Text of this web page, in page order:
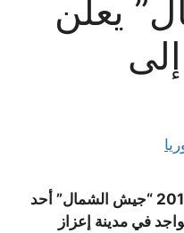
يعلن
أعلن اليوم الأربعاء 24 شباط 2016 “جيش الشمال” أحد
في مدينة إعزاز